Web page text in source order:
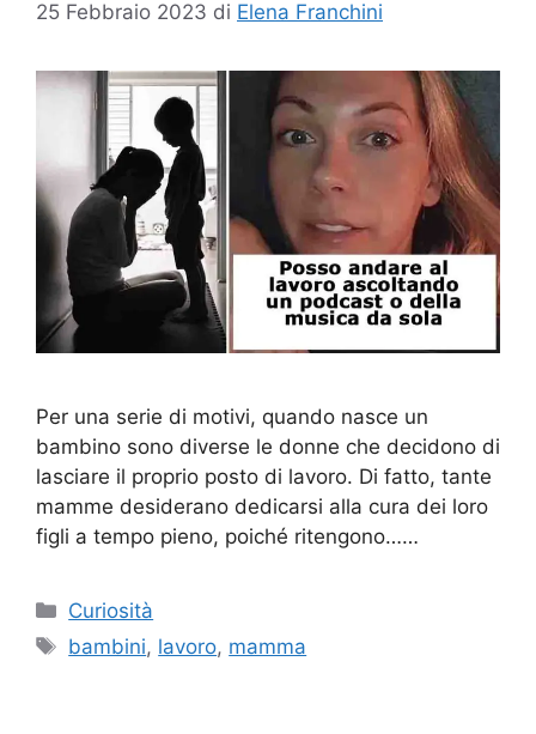
25 Febbraio 2023 di Elena Franchini
Per una serie di motivi, quando nasce un
bambino sono diverse le donne che decidono di
lasciare il proprio posto di lavoro. Di fatto, tante
mamme desiderano dedicarsi alla cura dei loro
figli a tempo pieno, poiché ritengono……
Categorie
Curiosità
Tag
bambini, lavoro, mamma